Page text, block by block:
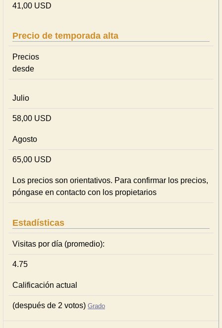
41,00 USD
Precio de temporada alta
Precios
desde
Julio
58,00 USD
Agosto
65,00 USD
Los precios son orientativos. Para confirmar los precios,
póngase en contacto con los propietarios
Estadísticas
Visitas por día (promedio):
4.75
Calificación actual
(después de 2 votos) Grado